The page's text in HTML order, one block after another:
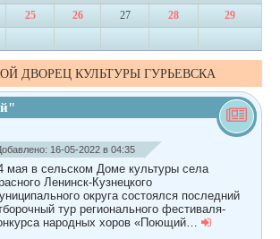
25 26 27 28
29
ДВОРЕЦ КУЛЬТУРЫ ГУРЬЕВСКА
16-05-2022 в 04:35
мая в сельском Доме культуры села
Ленинск-Кузнецкого
округа состоялся последний
тур регионального фестиваля-
народных хоров «Поющий…